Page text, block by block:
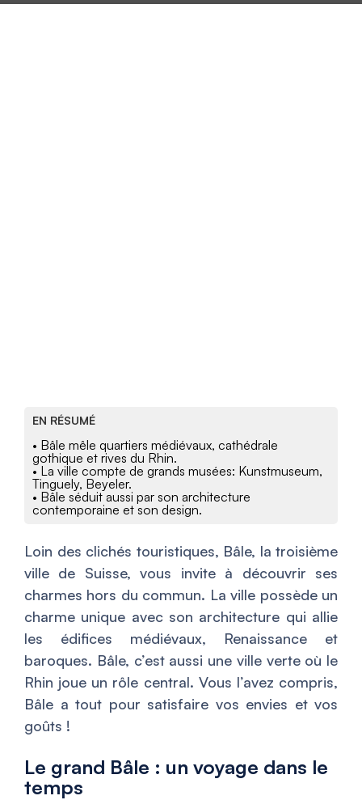
EN RÉSUMÉ
• Bâle mêle quartiers médiévaux, cathédrale
gothique et rives du Rhin.
• La ville compte de grands musées: Kunstmuseum,
Tinguely, Beyeler.
• Bâle séduit aussi par son architecture
contemporaine et son design.
Loin des clichés touristiques, Bâle, la troisième
ville de Suisse, vous invite à découvrir ses
charmes hors du commun. La ville possède un
charme unique avec son architecture qui allie
les édifices médiévaux, Renaissance et
baroques. Bâle, c’est aussi une ville verte où le
Rhin joue un rôle central. Vous l’avez compris,
Bâle a tout pour satisfaire vos envies et vos
goûts !
Le grand Bâle : un voyage dans le
temps